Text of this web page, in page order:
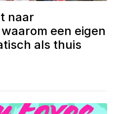
naar
een eigen
als thuis